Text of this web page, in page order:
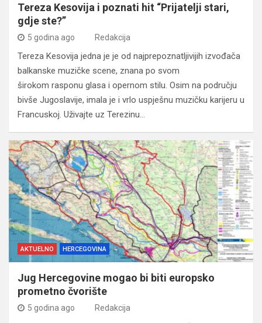
Tereza Kesovija i poznati hit “Prijatelji stari,
gdje ste?”
5 godina ago Redakcija
Tereza Kesovija jedna je je od najprepoznatljivijih izvođača
balkanske muzičke scene, znana po svom
širokom rasponu glasa i opernom stilu. Osim na području
bivše Jugoslavije, imala je i vrlo uspješnu muzičku karijeru u
Francuskoj. Uživajte uz Terezinu…
AKTUELNO HERCEGOVINA
Jug Hercegovine mogao bi biti europsko
prometno čvorište
5 godina ago Redakcija